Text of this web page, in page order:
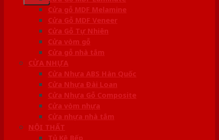
Cửa gỗ MDF Melamine
Cửa Gỗ MDF Veneer
Cửa Gỗ Tự Nhiên
Cửa vòm gỗ
Cửa gỗ nhà tắm
CỬA NHỰA
Cửa Nhựa ABS Hàn Quốc
Cửa Nhựa Đài Loan
Cửa Nhựa Gỗ Composite
Cửa vòm nhựa
Cửa nhựa nhà tắm
NỘI THẤT
Tủ Kệ Bếp